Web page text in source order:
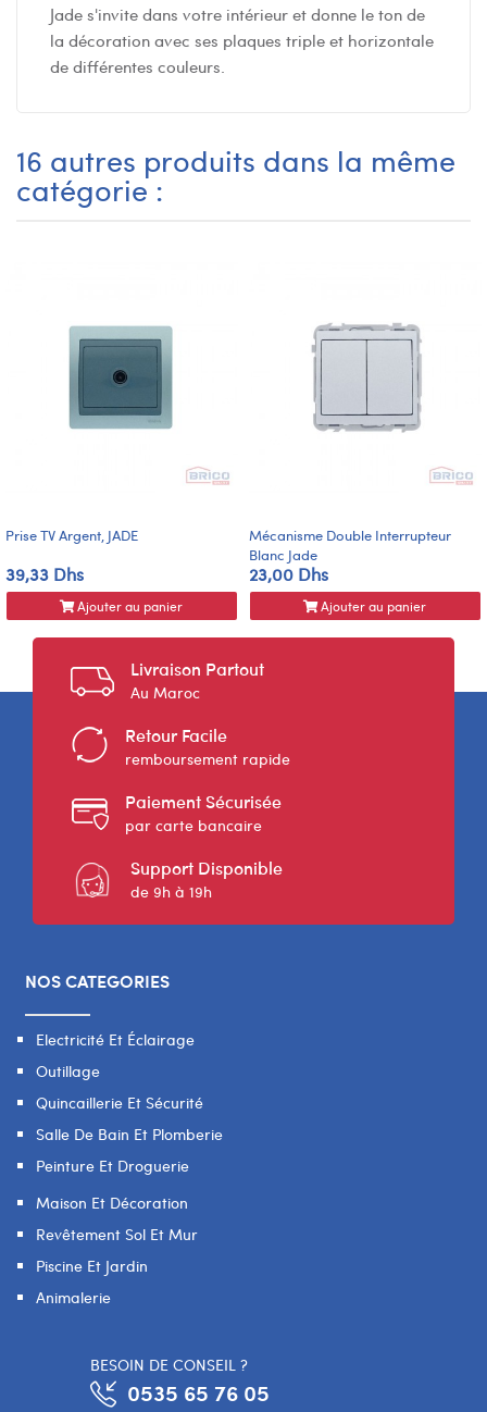
Jade s'invite dans votre intérieur et donne le ton de
la décoration avec ses plaques triple et horizontale
de différentes couleurs.
16 autres produits dans la même
catégorie :
Prise TV Argent, JADE
39,33 Dhs
Ajouter au panier
Mécanisme Double Interrupteur
Blanc Jade
23,00 Dhs
Ajouter au panier
Livraison Partout
Au Maroc
Retour Facile
remboursement rapide
Paiement Sécurisée
par carte bancaire
Support Disponible
de 9h à 19h
NOS CATEGORIES
Electricité Et Éclairage
Outillage
Quincaillerie Et Sécurité
Salle De Bain Et Plomberie
Peinture Et Droguerie
Maison Et Décoration
Revêtement Sol Et Mur
Piscine Et Jardin
Animalerie
BESOIN DE CONSEIL ?
0535 65 76 05